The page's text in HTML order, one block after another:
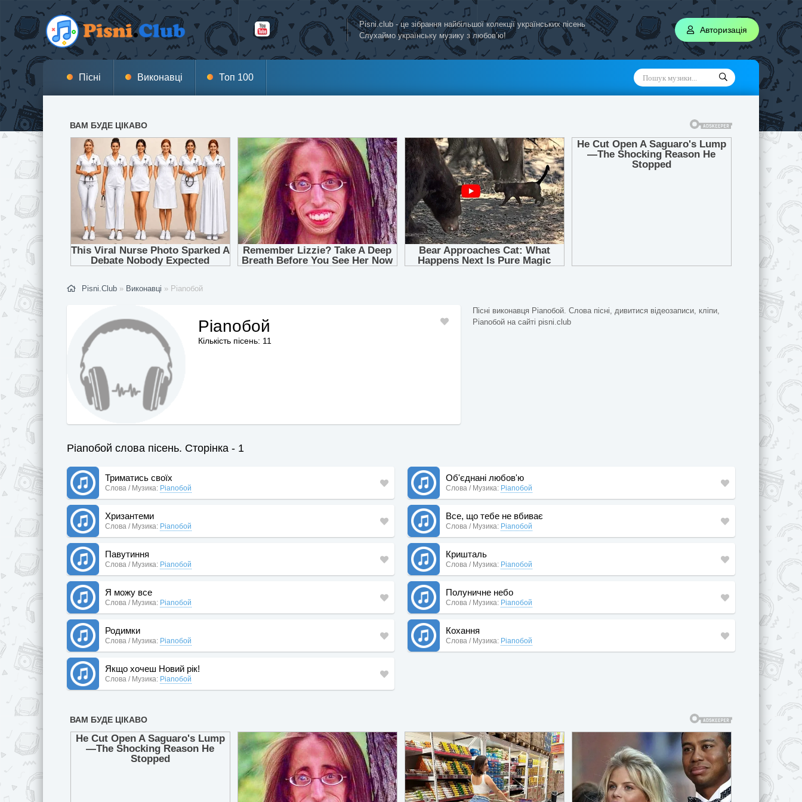
Pisni.club - це зібрання найбільшої колекції українських пісень
Слухаймо українську музику з любов’ю!
Авторизація
Пісні Виконавці Топ 100
Pisni.Club » Виконавці » Pianoбой
Pianoбой
Кількість пісень: 11
Пісні виконавця Pianoбой. Слова пісні, дивитися відеозаписи, кліпи,
Pianoбой на сайті pisni.club
Pianoбой слова пісень. Сторінка - 1
Триматись своїх
Слова / Музика: Pianoбой
Об'єднані любов'ю
Слова / Музика: Pianoбой
Хризантеми
Слова / Музика: Pianoбой
Все, що тебе не вбиває
Слова / Музика: Pianoбой
Павутиння
Слова / Музика: Pianoбой
Кришталь
Слова / Музика: Pianoбой
Я можу все
Слова / Музика: Pianoбой
Полуничне небо
Слова / Музика: Pianoбой
Родимки
Слова / Музика: Pianoбой
Кохання
Слова / Музика: Pianoбой
Якщо хочеш Новий рік!
Слова / Музика: Pianoбой